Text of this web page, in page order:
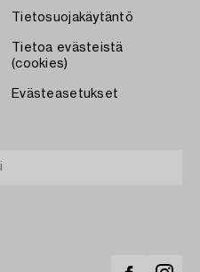
Tietosuojakäytäntö
Tietoa evästeistä
(cookies)
Evästeasetukset